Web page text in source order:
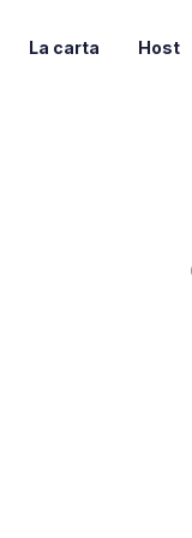
La carta Host